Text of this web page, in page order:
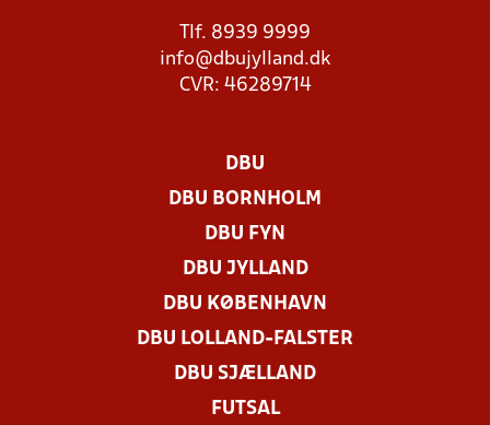
Tlf. 8939 9999
info@dbujylland.dk
CVR: 46289714
DBU
DBU BORNHOLM
DBU FYN
DBU JYLLAND
DBU KØBENHAVN
DBU LOLLAND-FALSTER
DBU SJÆLLAND
FUTSAL